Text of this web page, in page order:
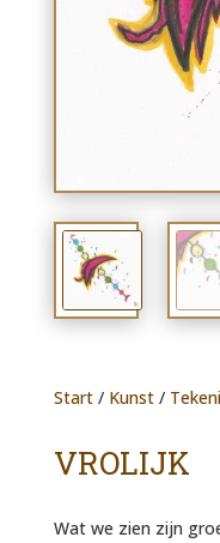
Start/ Kunst/
VROLIJK
Wat we zien zijn